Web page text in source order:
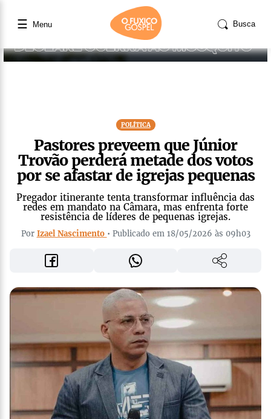
☰ Menu Busca
POLÍTICA
Pastores preveem que Júnior
Trovão perderá metade dos votos
por se afastar de igrejas pequenas
Pregador itinerante tenta transformar influência das
redes em mandato na Câmara, mas enfrenta forte
resistência de líderes de pequenas igrejas.
Por Izael Nascimento • Publicado em 18/05/2026 às 09h03